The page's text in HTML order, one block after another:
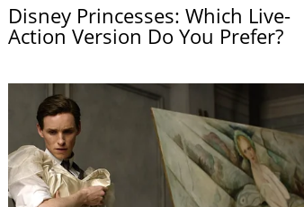
Disney Princesses: Which Live-
Action Version Do You Prefer?